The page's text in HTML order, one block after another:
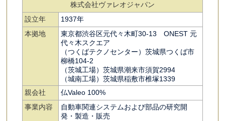
株式会社ヴァレオジャパン
設立年
1937年
本拠地
東京都渋谷区元代々木町30-13 ONEST 元
代々木スクエア
（つくばテクノセンター）茨城県つくば市
柳橋104-2
（茨城⼯場）茨城県潮来市須賀2994
（城南⼯場）茨城県稲敷市椎塚1339
親会社
仏Valeo 100%
事業内容
自動車関連システムおよび部品の研究開
発・製造・販売